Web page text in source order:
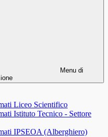
Menu di
Liceo Scientifico
Istituto Tecnico - Settore
IPSEOA (Alberghiero)